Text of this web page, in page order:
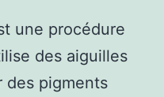
une procédure
des aiguilles
des pigments